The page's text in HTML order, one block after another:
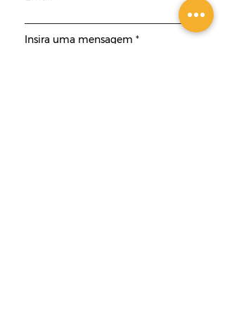
Insira uma mensagem